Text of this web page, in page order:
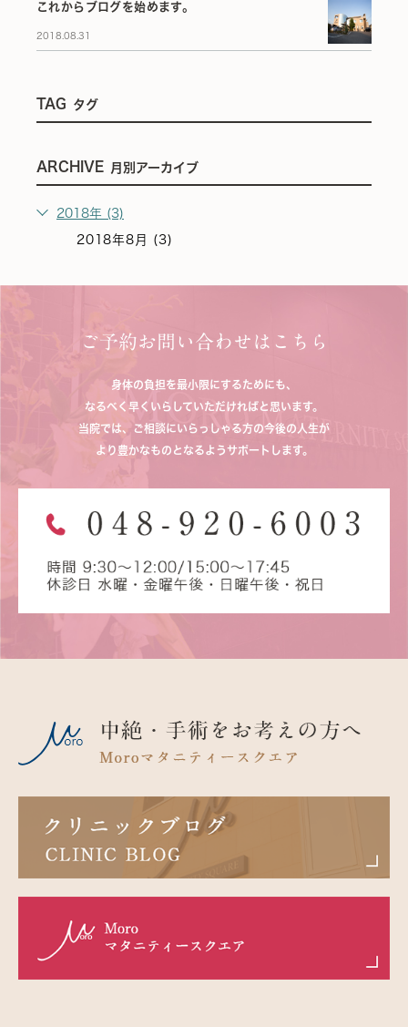
これからブログを始めます。
2018.08.31
TAG タグ
ARCHIVE 月別アーカイブ
2018年 (3)
2018年8月 (3)
ご予約お問い合わせはこちら
身体の負担を最小限にするためにも、
なるべく早くいらしていただければと思います。
当院では、ご相談にいらっしゃる方の今後の人生が
より豊かなものとなるようサポートします。